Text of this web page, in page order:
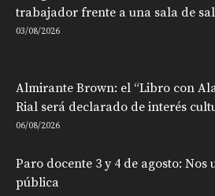
trabajador frente a una sala de
03/08/2026
Almirante Brown: el “Libro con
Rial será declarado de interés
06/08/2026
Paro docente 3 y 4 de agosto: Nos
pública